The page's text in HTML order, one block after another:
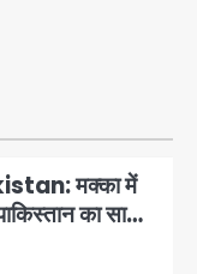
का साझा
इसके मायने